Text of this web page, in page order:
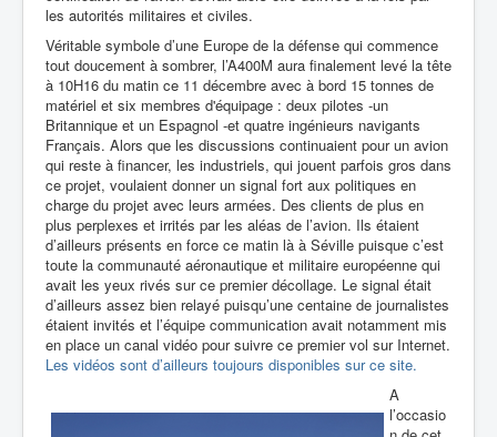
les autorités militaires et civiles.
Véritable symbole d’une Europe de la défense qui commence
tout doucement à sombrer, l’A400M aura finalement levé la tête
à 10H16 du matin ce 11 décembre avec à bord 15 tonnes de
matériel et six membres d'équipage : deux pilotes -un
Britannique et un Espagnol -et quatre ingénieurs navigants
Français. Alors que les discussions continuaient pour un avion
qui reste à financer, les industriels, qui jouent parfois gros dans
ce projet, voulaient donner un signal fort aux politiques en
charge du projet avec leurs armées. Des clients de plus en
plus perplexes et irrités par les aléas de l’avion. Ils étaient
d’ailleurs présents en force ce matin là à Séville puisque c’est
toute la communauté aéronautique et militaire européenne qui
avait les yeux rivés sur ce premier décollage. Le signal était
d’ailleurs assez bien relayé puisqu’une centaine de journalistes
étaient invités et l’équipe communication avait notamment mis
en place un canal vidéo pour suivre ce premier vol sur Internet.
Les vidéos sont d’ailleurs toujours disponibles sur ce site.
A
l’occasio